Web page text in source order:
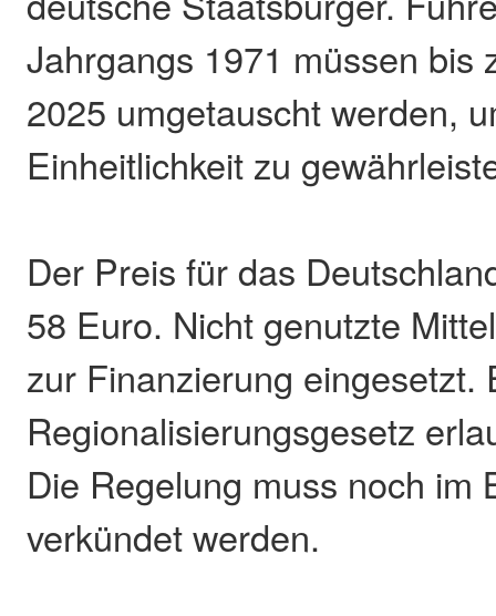
Jahrgangs 1971 müssen bis
2025 umgetauscht werden,
Einheitlichkeit zu
Der Preis für das
58 Euro. Nicht genutzte
zur Finanzierung eingesetzt.
Regionalisierungsgesetz
Die Regelung muss noch im
verkündet werden.